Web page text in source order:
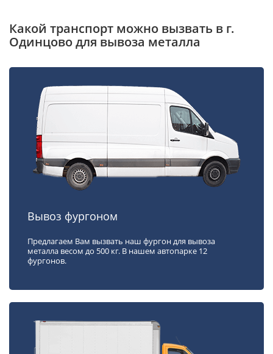
Какой транспорт можно вызвать в г.
Одинцово для вывоза металла
Вывоз фургоном
Предлагаем Вам вызвать наш фургон для вывоза
металла весом до 500 кг. В нашем автопарке 12
фургонов.